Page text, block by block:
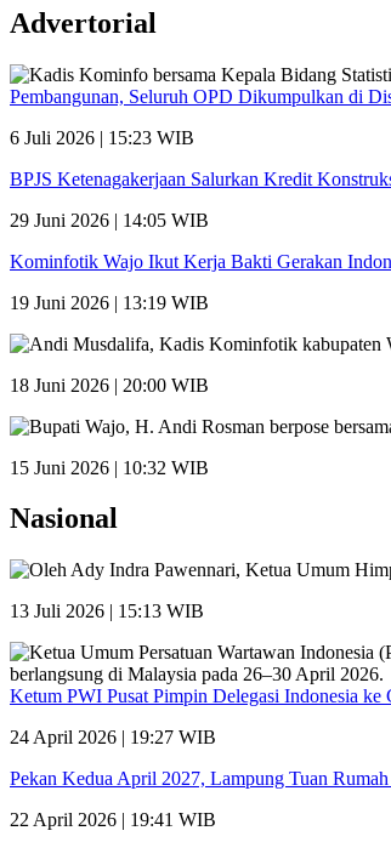
Advertorial
Pembangunan, Seluruh OPD Dikumpulkan di
6 Juli 2026 | 15:23 WIB
BPJS Ketenagakerjaan Salurkan Kredit
29 Juni 2026 | 14:05 WIB
Kominfotik Wajo Ikut Kerja Bakti Gerakan
19 Juni 2026 | 13:19 WIB
18 Juni 2026 | 20:00 WIB
15 Juni 2026 | 10:32 WIB
Nasional
13 Juli 2026 | 15:13 WIB
Ketum PWI Pusat Pimpin Delegasi Indonesia
24 April 2026 | 19:27 WIB
Pekan Kedua April 2027, Lampung Tuan
22 April 2026 | 19:41 WIB